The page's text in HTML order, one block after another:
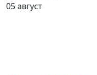
05 август